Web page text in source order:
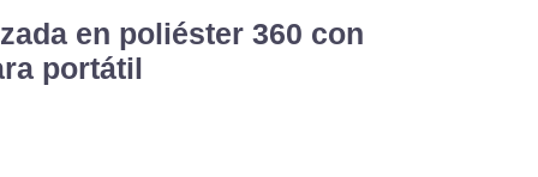
en poliéster 360 con
portátil